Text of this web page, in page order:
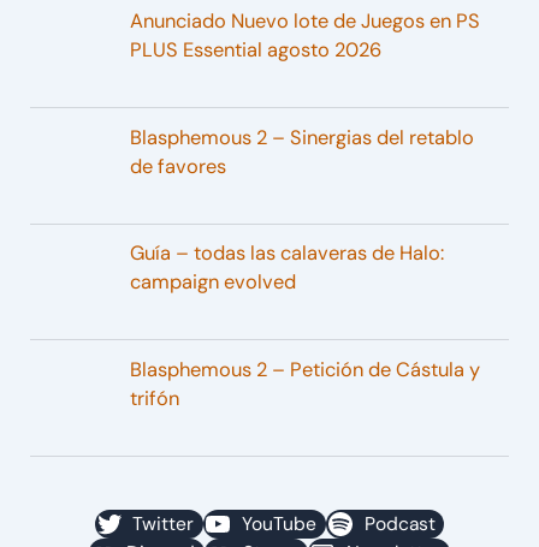
Anunciado Nuevo lote de Juegos en PS
PLUS Essential agosto 2026
Blasphemous 2 – Sinergias del retablo
de favores
Guía – todas las calaveras de Halo:
campaign evolved
Blasphemous 2 – Petición de Cástula y
trifón
Twitter YouTube
Podcast